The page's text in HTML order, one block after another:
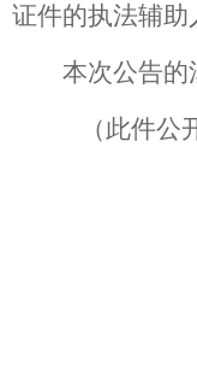
证件的执法辅助
本次公告的
（此件公